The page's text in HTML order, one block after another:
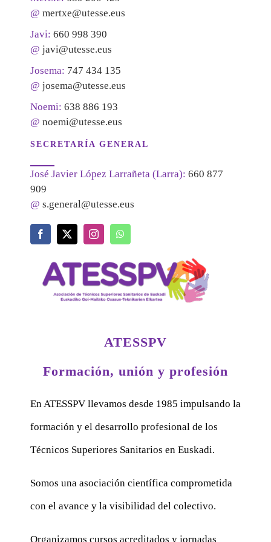
@ mertxe@utesse.eus
Javi: 660 998 390
@ javi@utesse.eus
Josema: 747 434 135
@ josema@utesse.eus
Noemi: 638 886 193
@ noemi@utesse.eus
SECRETARÍA GENERAL
José Javier López Larrañeta (Larra): 660 877
909
@ s.general@utesse.eus
ATESSPV
Formación, unión y profesión
En ATESSPV llevamos desde 1985 impulsando la
formación y el desarrollo profesional de los
Técnicos Superiores Sanitarios en Euskadi.
Somos una asociación científica comprometida
con el avance y la visibilidad del colectivo.
Organizamos cursos acreditados y jornadas